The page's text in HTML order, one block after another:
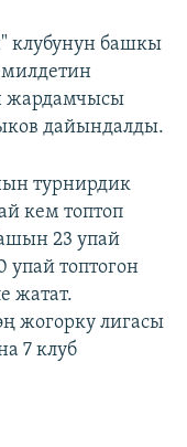
клубунун башкы
жардамчысы
дайындалды.
турнирдик
кем топтоп
23 упай
упай топтогон
жатат.
жогорку лигасы
7 клуб